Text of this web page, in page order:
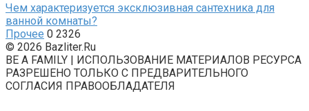
Чем характеризуется эксклюзивная сантехника для
ванной комнаты?
Прочее 0 2326
© 2026 Bazliter.Ru
BE A FAMILY | ИСПОЛЬЗОВАНИЕ МАТЕРИАЛОВ РЕСУРСА
РАЗРЕШЕНО ТОЛЬКО С ПРЕДВАРИТЕЛЬНОГО
СОГЛАСИЯ ПРАВООБЛАДАТЕЛЯ